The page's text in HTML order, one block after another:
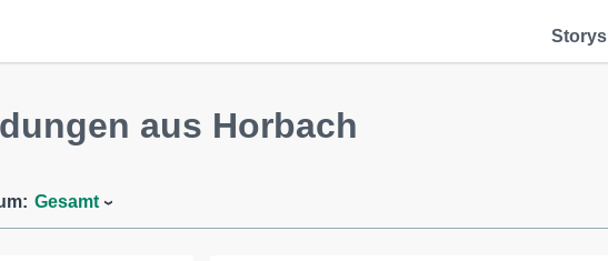
Storys
aus Horbach
Gesamt